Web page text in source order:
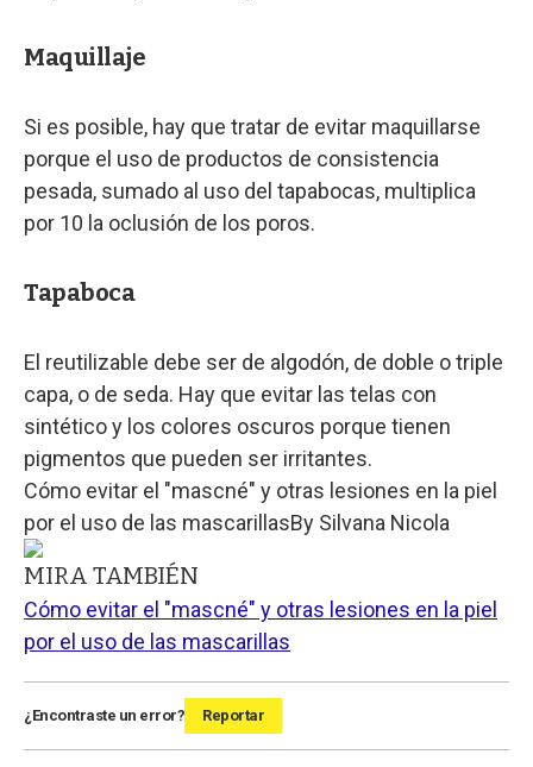
Maquillaje
Si es posible, hay que tratar de evitar maquillarse
porque el uso de productos de consistencia
pesada, sumado al uso del tapabocas, multiplica
por 10 la oclusión de los poros.
Tapaboca
El reutilizable debe ser de algodón, de doble o triple
capa, o de seda. Hay que evitar las telas con
sintético y los colores oscuros porque tienen
pigmentos que pueden ser irritantes.
Cómo evitar el "mascné" y otras lesiones en la piel
por el uso de las mascarillasBy Silvana Nicola
MIRA TAMBIÉN
Cómo evitar el "mascné" y otras lesiones en la piel
por el uso de las mascarillas
¿Encontraste un error? Reportar